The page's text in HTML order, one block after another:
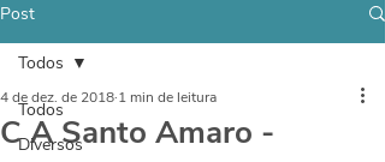
Post
Todos
Diversos
Todos
C A Santo Amaro -
4 de dez. de 2018 1 min de leitura